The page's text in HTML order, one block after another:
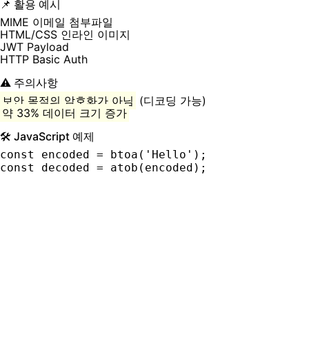
📌 활용 예시
MIME 이메일 첨부파일
HTML/CSS 인라인 이미지
JWT Payload
HTTP Basic Auth
⚠️ 주의사항
보안 목적의 암호화가 아님 (디코딩 가능)
약 33% 데이터 크기 증가
🛠️ JavaScript 예제
const encoded = btoa('Hello');
const decoded = atob(encoded);